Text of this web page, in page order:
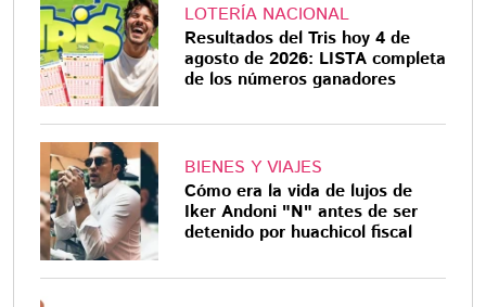
LOTERÍA NACIONAL
Resultados del Tris hoy 4 de
agosto de 2026: LISTA completa
de los números ganadores
BIENES Y VIAJES
Cómo era la vida de lujos de
Iker Andoni "N" antes de ser
detenido por huachicol fiscal